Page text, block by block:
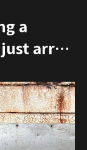
a
just arr…